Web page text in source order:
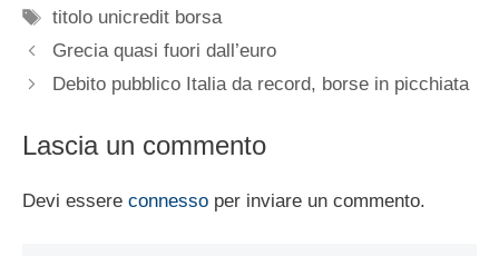
Tag
titolo unicredit borsa
Grecia quasi fuori dall’euro
Debito pubblico Italia da record, borse in picchiata
Lascia un commento
Devi essere connesso per inviare un commento.